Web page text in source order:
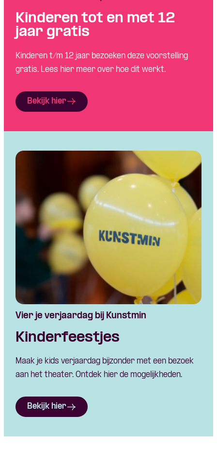
Kinderen tot en met 12
jaar gratis
Kinderen t/m 12 jaar bezoeken deze voorstelling
gratis. Lees hier meer over hoe dit werkt.
Bekijk hier
Vier je verjaardag bij Kunstmin
Kinderfeestjes
Maak je kids verjaardag bijzonder met een bezoek
aan het theater. Ontdek hier de mogelijkheden.
Bekijk hier